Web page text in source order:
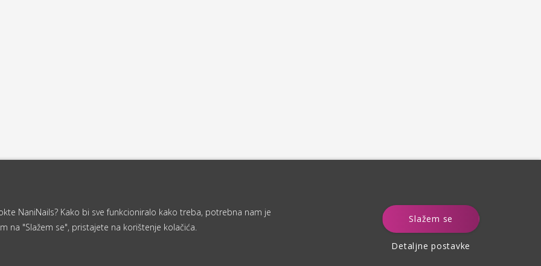
NaniNails? Kako bi sve funkcioniralo kako treba, potrebna nam je
na "Slažem se", pristajete na korištenje kolačića.
Slažem se
Detaljne postavke